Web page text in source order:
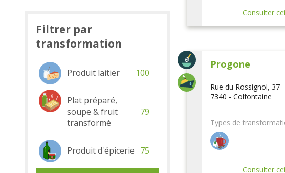
Consulter
Progone
Rue du Rossignol, 37
7340 - Colfontaine
Types de
Consulter
Filtrer par
transformation
Produit laitier 100
Plat préparé,
soupe & fruit
transformé
79
Produit d'épicerie 75